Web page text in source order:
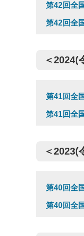
第42回全
第42回全
＜2024(
第41回全
第41回全
＜2023(
第40回全
第40回全